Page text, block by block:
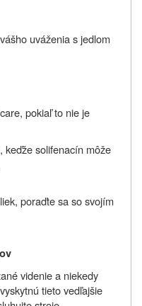
uváženia s jedlom
pokiaľ to nie je
keďže solifenacín môže
poraďte sa so svojím
videnie a niekedy
tieto vedľajšie